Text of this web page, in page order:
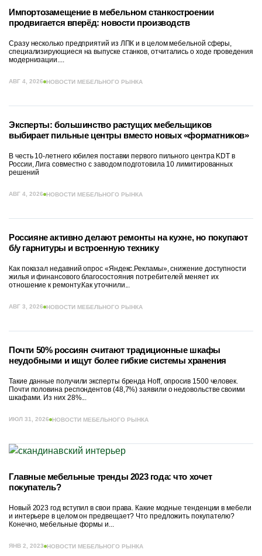
Импортозамещение в мебельном станкостроении
продвигается вперёд: новости производств
Сразу несколько предприятий из ЛПК и в целом мебельной сферы,
специализирующиеся на выпуске станков, отчитались о ходе проведения
модернизации....
АВГ 4, 2026 НОВОСТИ МЕБЕЛЬНОГО РЫНКА
Эксперты: большинство растущих мебельщиков
выбирает пильные центры вместо новых «форматников»
В честь 10-летнего юбилея поставки первого пильного центра KDT в
России, Лига совместно с заводом подготовила 10 лимитированных
решений
АВГ 4, 2026 НОВОСТИ МЕБЕЛЬНОГО РЫНКА
Россияне активно делают ремонты на кухне, но покупают
б/у гарнитуры и встроенную технику
Как показал недавний опрос «Яндекс.Рекламы», снижение доступности
жилья и финансового благосостояния потребителей меняет их
отношение к ремонту.Как уточнили...
АВГ 3, 2026 НОВОСТИ МЕБЕЛЬНОГО РЫНКА
Почти 50% россиян считают традиционные шкафы
неудобными и ищут более гибкие системы хранения
Такие данные получили эксперты бренда Hoff, опросив 1500 человек.
Почти половина респондентов (48,7%) заявили о недовольстве своими
шкафами. Из них 28%...
ИЮЛ 31, 2026 НОВОСТИ МЕБЕЛЬНОГО РЫНКА
Главные мебельные тренды 2023 года: что хочет
покупатель?
Новый 2023 год вступил в свои права. Какие модные тенденции в мебели
и интерьере в целом он предвещает? Что предложить покупателю?
Конечно, мебельные формы и...
ЯНВ 2, 2023 НОВОСТИ МЕБЕЛЬНОГО РЫНКА